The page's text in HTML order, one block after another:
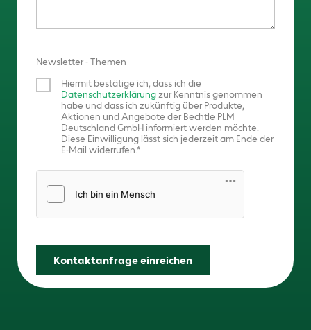
Newsletter - Themen
Hiermit bestätige ich, dass ich die
Datenschutzerklärungzur Kenntnis genommen
habe und dass ich zukünftig über Produkte,
Aktionen und Angebote der Bechtle PLM
Deutschland GmbH informiert werden möchte.
Diese Einwilligung lässt sich jederzeit am Ende der
E-Mail widerrufen.
Kontaktanfrage einreichen